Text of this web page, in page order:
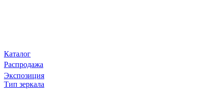
Каталог
Распродажа
Экспозиция
Тип зеркала